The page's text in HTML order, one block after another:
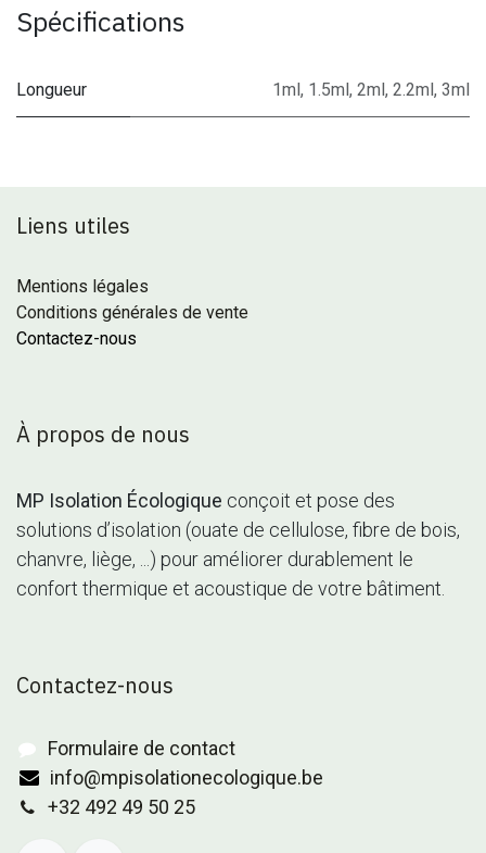
Spécifications
Longueur 1ml, 1.5ml, 2ml, 2.2ml, 3ml
Liens utiles
Mentions légales
Conditions générales de vente
Contactez-nous
À propos de nous
MP Isolation Écologique conçoit et pose des
solutions d’isolation (ouate de cellulose, fibre de bois,
chanvre, liège, ...) pour améliorer durablement le
confort thermique et acoustique de votre bâtiment.
Contactez-nous
Formulaire de contact
info@mpisolationecologique.be
+32 492 49 50 25